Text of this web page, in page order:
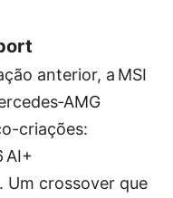
anterior, a MSI
criações:
AI+
Um crossover que